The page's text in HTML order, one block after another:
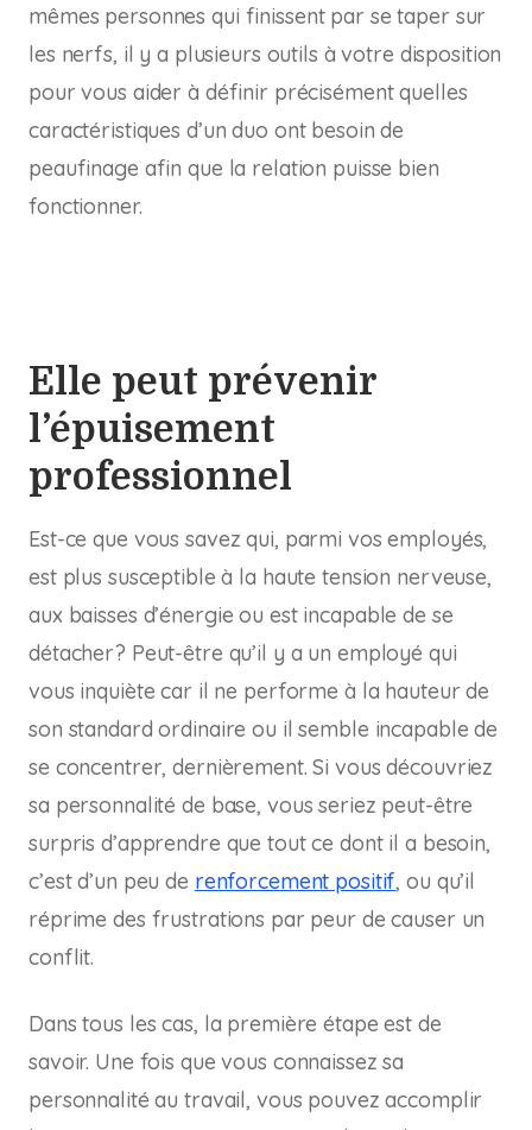
mêmes personnes qui finissent par se taper sur
les nerfs, il y a plusieurs outils à votre disposition
pour vous aider à définir précisément quelles
caractéristiques d’un duo ont besoin de
peaufinage afin que la relation puisse bien
fonctionner.
Elle peut prévenir
l’épuisement
professionnel
Est-ce que vous savez qui, parmi vos employés,
est plus susceptible à la haute tension nerveuse,
aux baisses d’énergie ou est incapable de se
détacher? Peut-être qu’il y a un employé qui
vous inquiète car il ne performe à la hauteur de
son standard ordinaire ou il semble incapable de
se concentrer, dernièrement. Si vous découvriez
sa personnalité de base, vous seriez peut-être
surpris d’apprendre que tout ce dont il a besoin,
c’est d’un peu de renforcement positif, ou qu’il
réprime des frustrations par peur de causer un
conflit.
Dans tous les cas, la première étape est de
savoir. Une fois que vous connaissez sa
personnalité au travail, vous pouvez accomplir